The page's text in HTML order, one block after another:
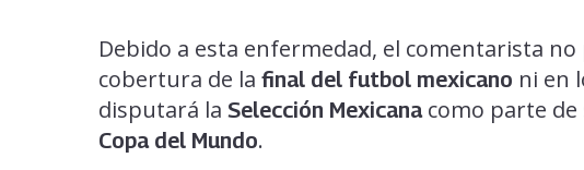
Debido a esta enfermedad, el comentarista
cobertura de la final del futbol mexicano ni en
disputará la Selección Mexicanacomo parte de
Copa del Mundo.